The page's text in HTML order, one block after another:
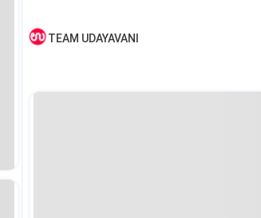
TEAM UDAYAVANI